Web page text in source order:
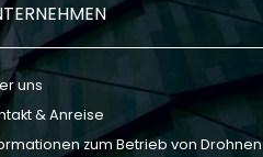
uns
& Anreise
zum Betrieb von Drohnen